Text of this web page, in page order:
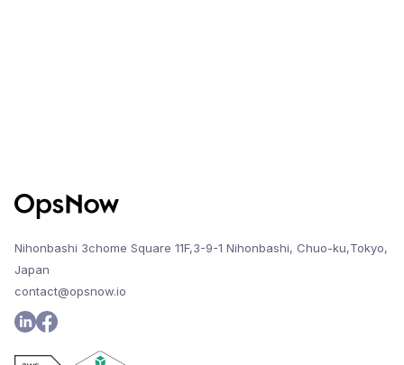
Nihonbashi 3chome Square 11F,3-9-1 Nihonbashi, Chuo-ku,Tokyo,
Japan
contact@opsnow.io